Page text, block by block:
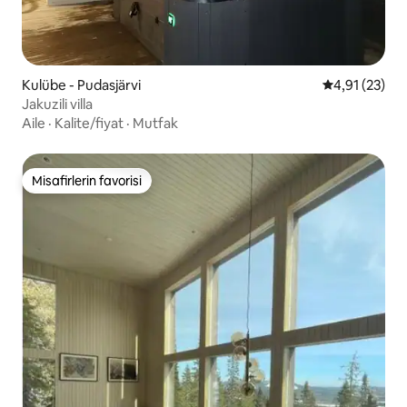
Kulübe - Pudasjärvi 5 üzerinden
4,91 (23)
Jakuzili villa
Aile · Kalite/fiyat · Mutfak
Misafirlerin favorisi
Misafirlerin favorisi